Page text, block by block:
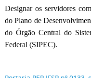
Designar os servidores
do Plano de
do Órgão Central do
Federal (SIPEC).